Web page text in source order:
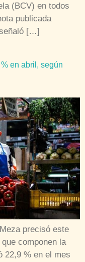
(BCV) en todos
publicada
[…]
en abril, según
precisó este
componen la
22,9 % en el mes